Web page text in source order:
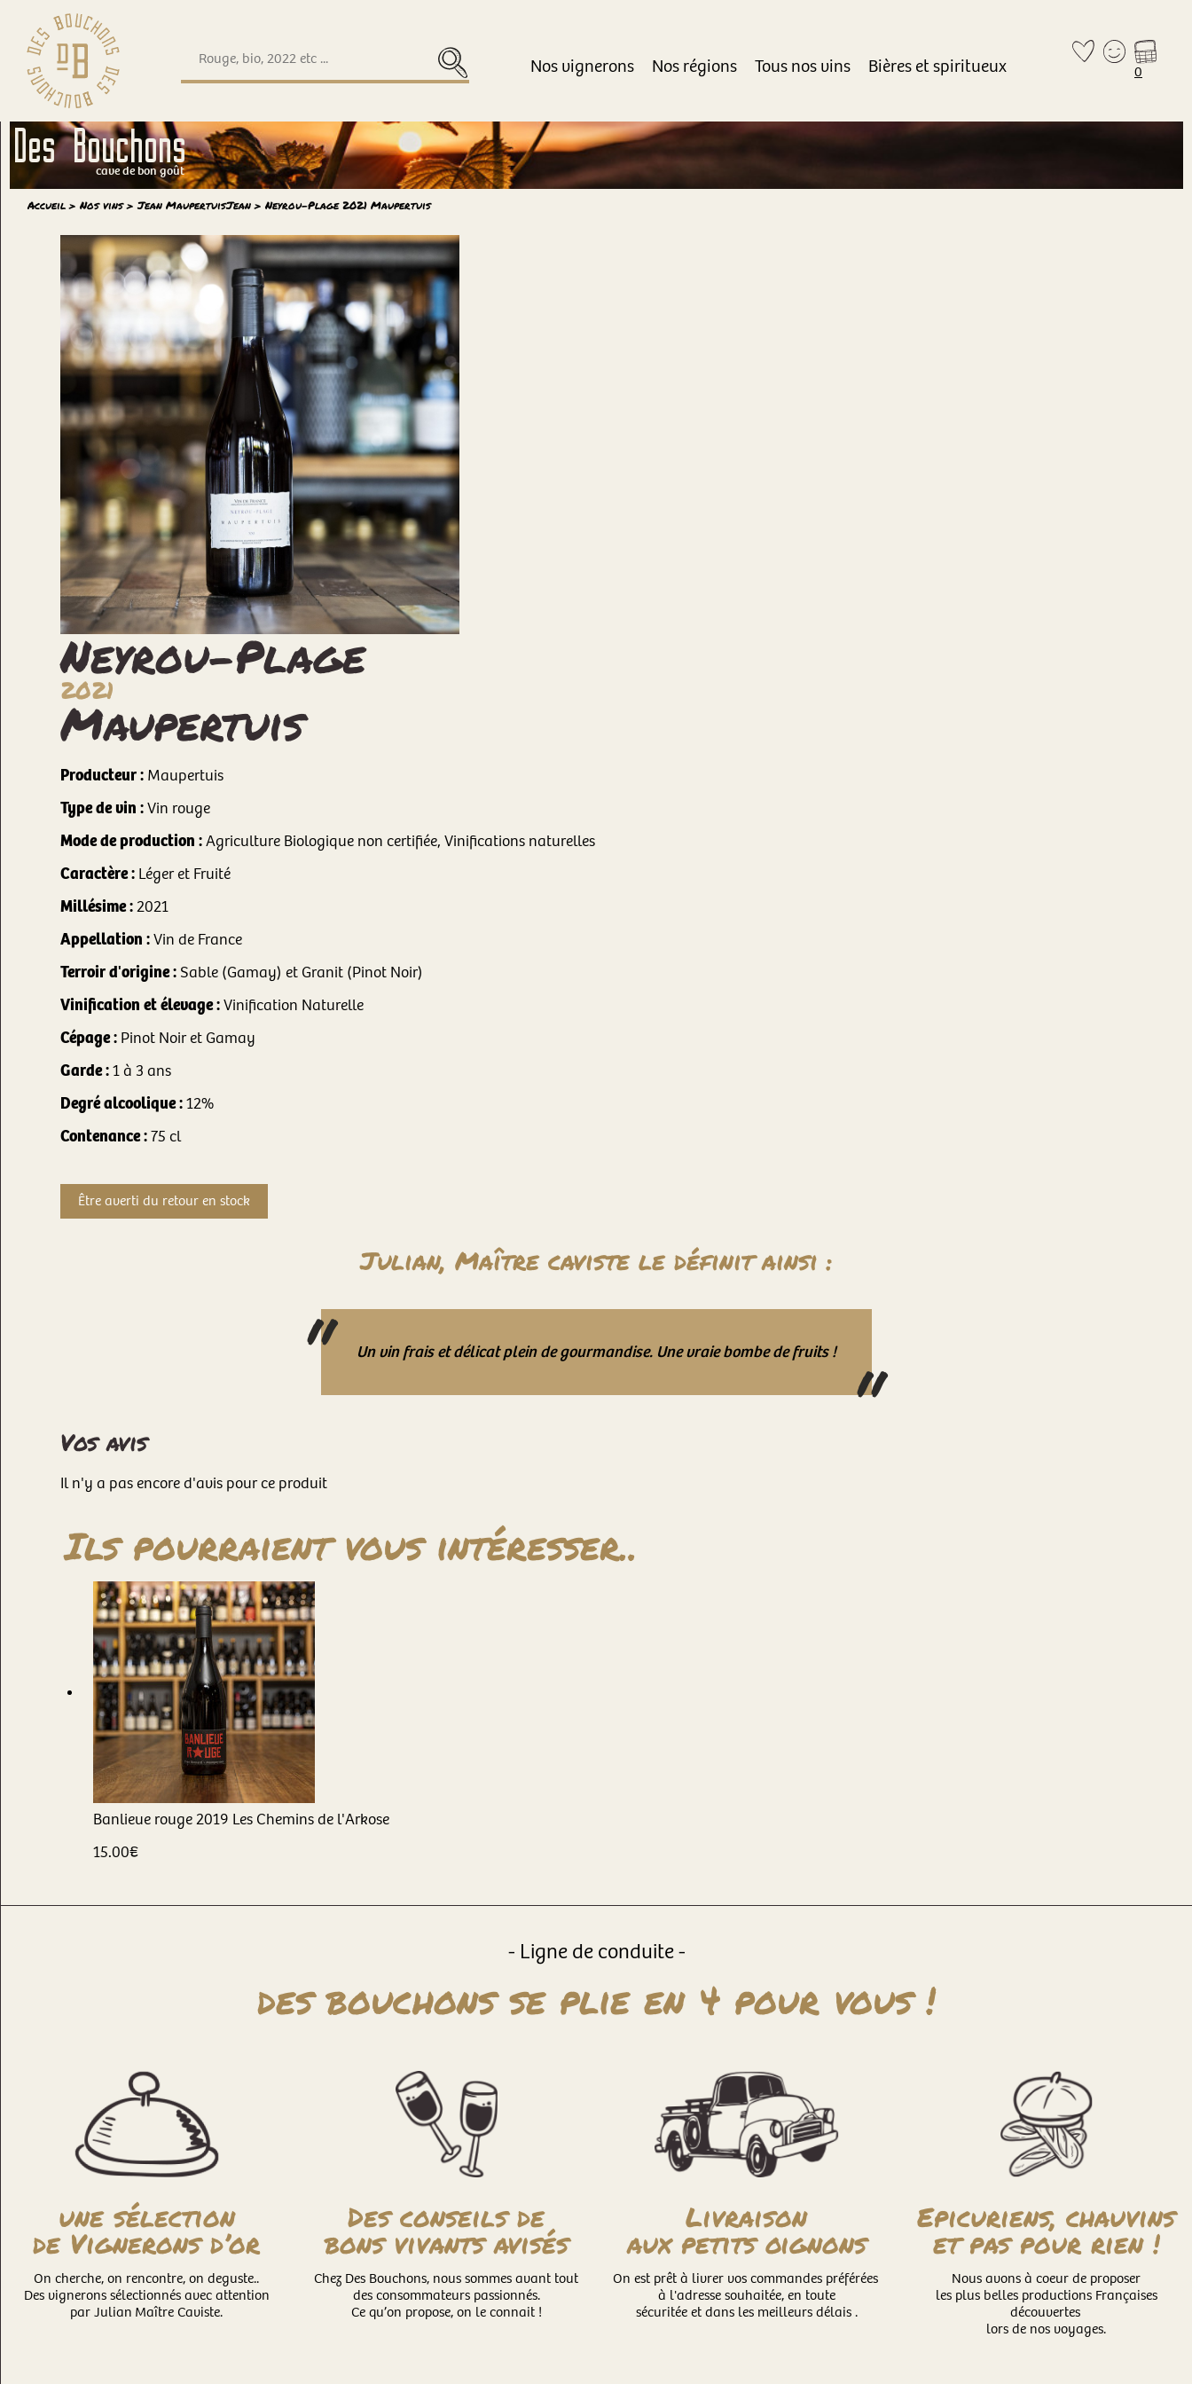
Nos vignerons Nos régions Tous nos vins Bières et spiritueux 0
Des Bouchons
cave de bon goût
Accueil> Nos vins>Jean MaupertuisJean> Neyrou-Plage2021 Maupertuis
Neyrou-Plage
2021
Maupertuis
Producteur :Maupertuis
Type de vin :Vin rouge
Mode de production :Agriculture Biologique non certifiée, Vinifications naturelles
Caractère :Léger et Fruité
Millésime :2021
Appellation :Vin de France
Terroir d'origine :Sable (Gamay) et Granit (Pinot Noir)
Vinification et élevage :Vinification Naturelle
Cépage :Pinot Noir et Gamay
Garde :1 à 3 ans
Degré alcoolique :12%
Contenance :75 cl
Julian, Maître caviste le définit ainsi :
Un vin frais et délicat plein de gourmandise. Une vraie bombe de fruits !
Vos avis
Il n'y a pas encore d'avis pour ce produit
Ils pourraient vous intéresser..
Banlieue rouge2019 Les Chemins de l'Arkose
15.00€
- Ligne de conduite -
des bouchons se plie en 4 pour vous !
une sélection
de Vignerons d’or
On cherche, on rencontre, on deguste..
Des vignerons sélectionnés avec attention
par Julian Maître Caviste.
Des conseils de
bons vivants avisés
Chez Des Bouchons, nous sommes avant tout
des consommateurs passionnés.
Ce qu’on propose, on le connait !
Livraison
aux petits oignons
On est prêt à livrer vos commandes préférées
à l'adresse souhaitée, en toute
sécuritée et dans les meilleurs délais .
Epicuriens, chauvins
et pas pour rien !
Nous avons à coeur de proposer
les plus belles productions Françaises
découvertes
lors de nos voyages.